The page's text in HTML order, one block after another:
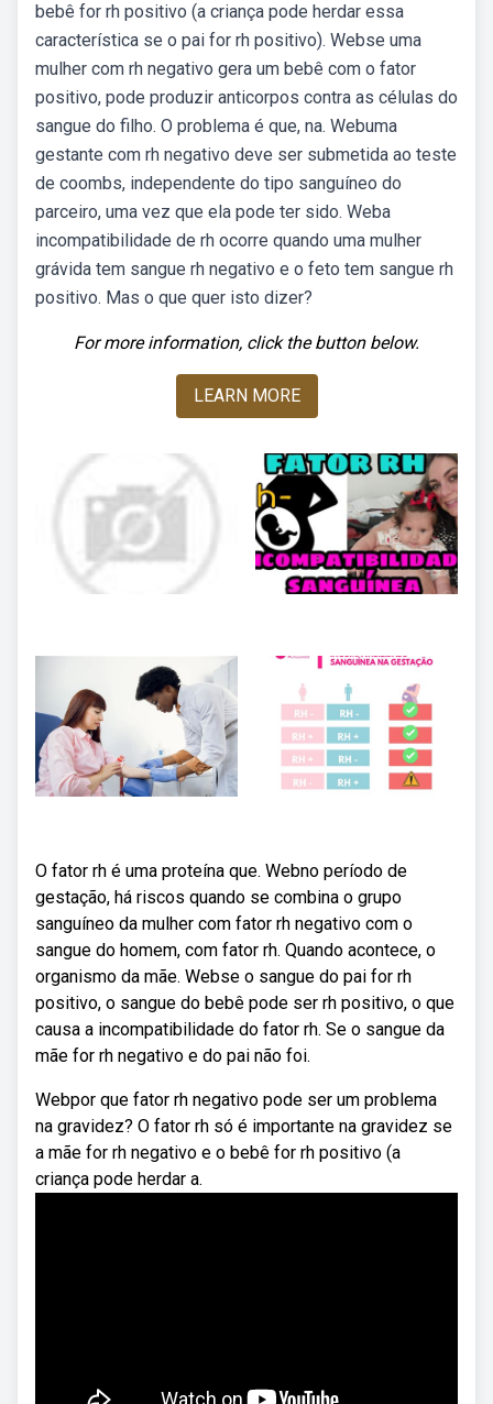
bebê for rh positivo (a criança pode herdar essa
característica se o pai for rh positivo). Webse uma
mulher com rh negativo gera um bebê com o fator
positivo, pode produzir anticorpos contra as células do
sangue do filho. O problema é que, na. Webuma
gestante com rh negativo deve ser submetida ao teste
de coombs, independente do tipo sanguíneo do
parceiro, uma vez que ela pode ter sido. Weba
incompatibilidade de rh ocorre quando uma mulher
grávida tem sangue rh negativo e o feto tem sangue rh
positivo. Mas o que quer isto dizer?
For more information, click the button below.
LEARN MORE
O fator rh é uma proteína que. Webno período de
gestação, há riscos quando se combina o grupo
sanguíneo da mulher com fator rh negativo com o
sangue do homem, com fator rh. Quando acontece, o
organismo da mãe. Webse o sangue do pai for rh
positivo, o sangue do bebê pode ser rh positivo, o que
causa a incompatibilidade do fator rh. Se o sangue da
mãe for rh negativo e do pai não foi.
Webpor que fator rh negativo pode ser um problema
na gravidez? O fator rh só é importante na gravidez se
a mãe for rh negativo e o bebê for rh positivo (a
criança pode herdar a.